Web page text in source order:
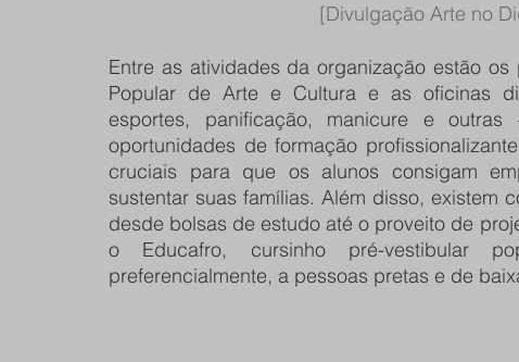
[Divulgação Arte no
Entre as atividades da organização estão
Popular de Arte e Cultura e as oficinas
esportes, panificação, manicure e
oportunidades de formação
cruciais para que os alunos consigam
sustentar suas famílias. Além disso, existem
desde bolsas de estudo até o proveito de
o Educafro, cursinho pré-vestibular
preferencialmente, a pessoas pretas e de